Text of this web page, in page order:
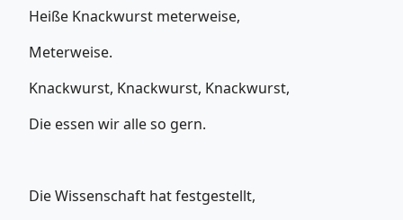
Heiße Knackwurst meterweise,
Meterweise.
Knackwurst, Knackwurst, Knackwurst,
Die essen wir alle so gern.
Die Wissenschaft hat festgestellt,